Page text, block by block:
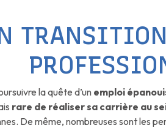
la quête d’un emploi
rare de réaliser sa carrière au
De même, nombreuses sont les